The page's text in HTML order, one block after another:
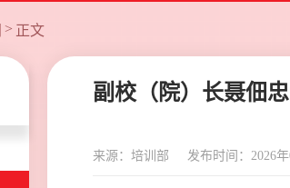
> 正文
副校（院）长聂佃
来源：培训部 发布时间：2026